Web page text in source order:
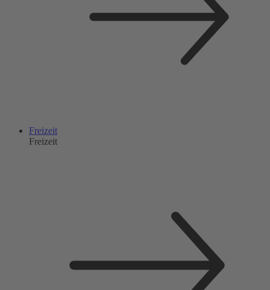
Freizeit
Freizeit